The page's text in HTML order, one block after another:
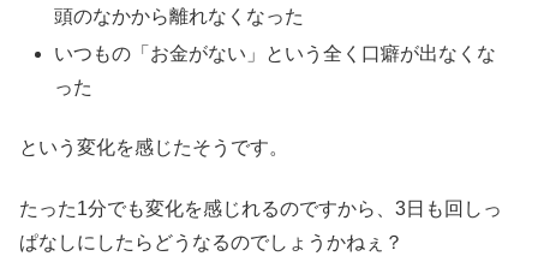
頭のなかから離れなくなった
いつもの「お金がない」という全く口癖が出なくな
った
という変化を感じたそうです。
たった1分でも変化を感じれるのですから、3日も回しっ
ぱなしにしたらどうなるのでしょうかねぇ？